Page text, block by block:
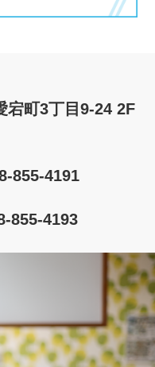
宕町3丁目9-24 2F
855-4191
855-4193